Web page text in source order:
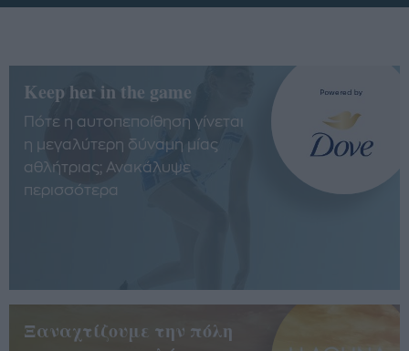
Keep her in the game
Πότε η αυτοπεποίθηση γίνεται
η μεγαλύτερη δύναμη μίας
αθλήτριας; Ανακάλυψε
περισσότερα
Ξαναχτίζουμε την πόλη